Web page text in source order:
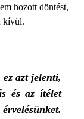
hozott döntést,
kívül.
azt jelenti,
és az ítélet